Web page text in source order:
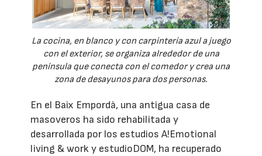
La cocina, en blanco y con carpintería azul a juego
con el exterior, se organiza alrededor de una
península que conecta con el comedor y crea una
zona de desayunos para dos personas.
En el Baix Empordà, una antigua casa de
masoveros ha sido rehabilitada y
desarrollada por los estudios A!Emotional
living & work y estudioDOM, ha recuperado